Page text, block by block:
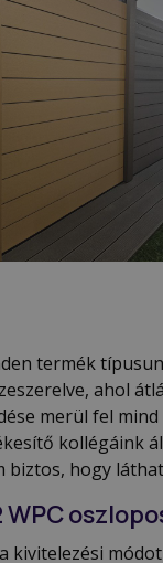
termék
ahol
merül fel
kollégáink
biztos, hogy
WPC
kivitelezési